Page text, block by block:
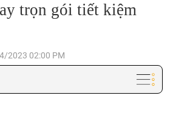
trọn gói tiết kiệm
2023 02:00 PM